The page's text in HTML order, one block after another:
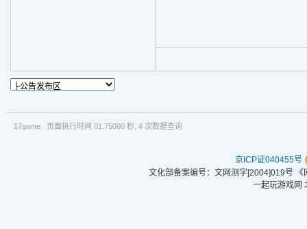
17game 页面执行时间 01.75000 秒, 4 次数据查询
京ICP证040455号
文化部备案编号：文网测字[2004]019号
一起玩游戏网